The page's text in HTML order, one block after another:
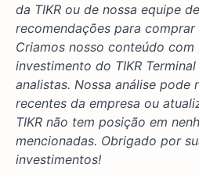
da TIKR ou de nossa equipe
recomendações para comprar
Criamos nosso conteúdo
investimento do TIKR
analistas. Nossa análise pode
recentes da empresa ou
TIKR não tem posição em
mencionadas. Obrigado por
investimentos!